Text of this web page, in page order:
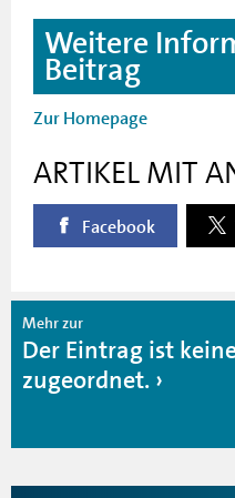
Weitere
Beitrag
Zur Homepage
ARTIKEL MIT
Facebook
Mehr zur
Der Eintrag ist
zugeordnet.